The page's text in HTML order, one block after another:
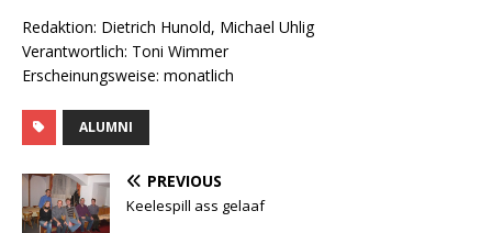
Redaktion: Dietrich Hunold, Michael Uhlig
Verantwortlich: Toni Wimmer
Erscheinungsweise: monatlich
ALUMNI
PREVIOUS
Keelespill ass gelaaf